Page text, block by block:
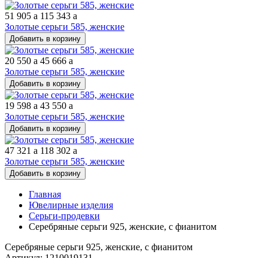
51 905 a 115 343 a
Золотые серьги 585, женские
Добавить в корзину
20 550 a 45 666 a
Золотые серьги 585, женские
Добавить в корзину
19 598 a 43 550 a
Золотые серьги 585, женские
Добавить в корзину
47 321 a 118 302 a
Золотые серьги 585, женские
Добавить в корзину
Главная
Ювелирные изделия
Серьги-продевки
Серебряные серьги 925, женские, с фианитом
Серебряные серьги 925, женские, с фианитом